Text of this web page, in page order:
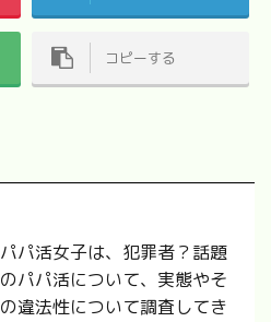
コピーする
パパ活女子は、犯罪者？話題
のパパ活について、実態やそ
の違法性について調査してき